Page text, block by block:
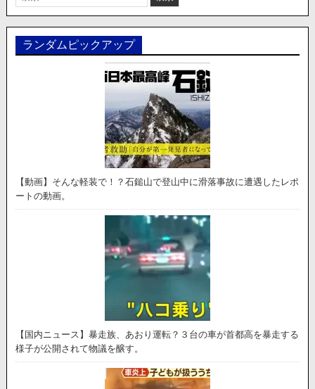
索:
ランダムピックアップ
【動画】そんな軽装で！？石鎚山で登山中に滑落事故に遭遇したレポ
ートの動画。
【国内ニュース】暴走族、あおり運転？３台の車が首都高を暴走する
様子が公開されて物議を醸す。